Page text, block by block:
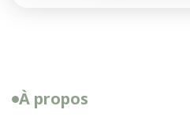
À propos